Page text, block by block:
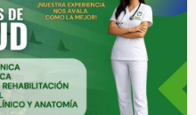
Grupo HBA Noticias| Todos los
Noticias Tacna Noticias